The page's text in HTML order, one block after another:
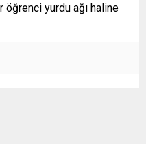
yurdu ağı haline